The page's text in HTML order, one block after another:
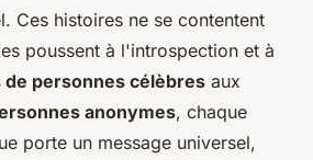
Ces histoires ne se contentent
poussent à l'introspection et à
de personnes célèbres aux
anonymes, chaque
porte un message universel,